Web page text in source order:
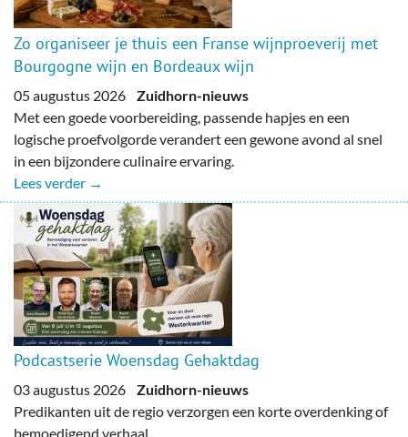
Zo organiseer je thuis een Franse wijnproeverij met
Bourgogne wijn en Bordeaux wijn
05 augustus 2026 Zuidhorn-nieuws
Met een goede voorbereiding, passende hapjes en een
logische proefvolgorde verandert een gewone avond al snel
in een bijzondere culinaire ervaring.
Lees verder →
Podcastserie Woensdag Gehaktdag
03 augustus 2026 Zuidhorn-nieuws
Predikanten uit de regio verzorgen een korte overdenking of
bemoedigend verhaal.